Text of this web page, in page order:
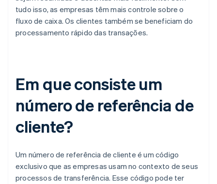
tudo isso, as empresas têm mais controle sobre o
fluxo de caixa. Os clientes também se beneficiam do
processamento rápido das transações.
Em que consiste um
número de referência de
cliente?
Um número de referência de cliente é um código
exclusivo que as empresas usam no contexto de seus
processos de transferência. Esse código pode ter